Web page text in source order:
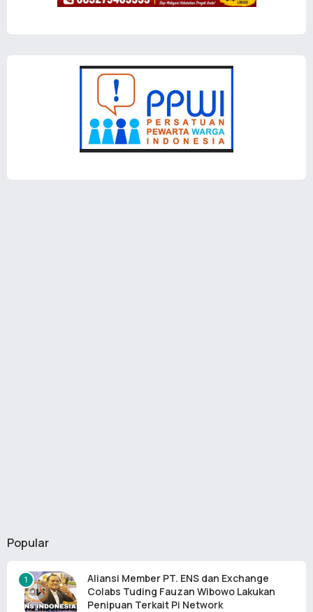
Popular
Aliansi Member PT. ENS dan Exchange
Colabs Tuding Fauzan Wibowo Lakukan
Penipuan Terkait Pi Network